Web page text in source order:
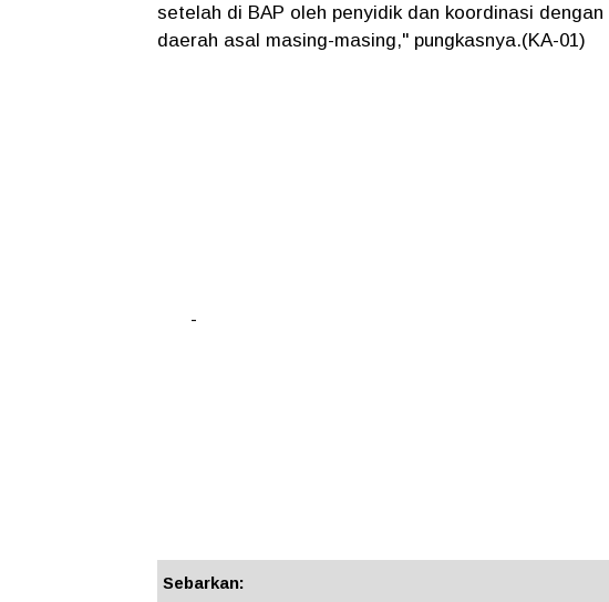
setelah di BAP oleh penyidik dan koordinasi
daerah asal masing-masing," pungkasnya.(KA-01)
-
Sebarkan: